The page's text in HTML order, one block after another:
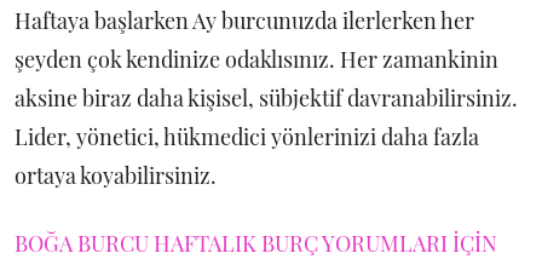
Haftaya başlarken Ay burcunuzda ilerlerken her
şeyden çok kendinize odaklısınız. Her zamankinin
aksine biraz daha kişisel, sübjektif davranabilirsiniz.
Lider, yönetici, hükmedici yönlerinizi daha fazla
ortaya koyabilirsiniz.
BOĞA BURCU HAFTALIK BURÇ YORUMLARI İÇİN